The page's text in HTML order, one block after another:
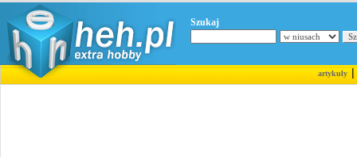
Szukaj
artykuły|